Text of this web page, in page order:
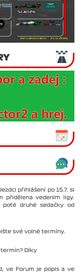
přihlášení po 15.7. si
přidělena vedením ligy.
poté druhé sedačky od
své volné termíny.
Díky
ve Forum je popis a ve